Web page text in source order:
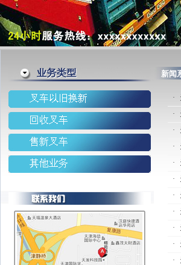
新闻
·
·
·
·
·
·
·
·
·
·
·